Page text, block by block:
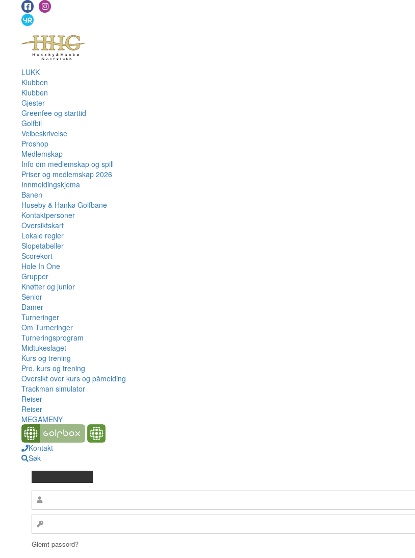
LUKK
Klubben
Klubben
Gjester
Greenfee og starttid
Golfbil
Veibeskrivelse
Proshop
Medlemskap
Info om medlemskap og spill
Priser og medlemskap 2026
Innmeldingskjema
Banen
Huseby & Hankø Golfbane
Kontaktpersoner
Oversiktskart
Lokale regler
Slopetabeller
Scorekort
Hole In One
Grupper
Knøtter og junior
Senior
Damer
Turneringer
Om Turneringer
Turneringsprogram
Midtukeslaget
Kurs og trening
Pro, kurs og trening
Oversikt over kurs og påmelding
Trackman simulator
Reiser
Reiser
MEGAMENY
Kontakt
Søk
Glemt passord?